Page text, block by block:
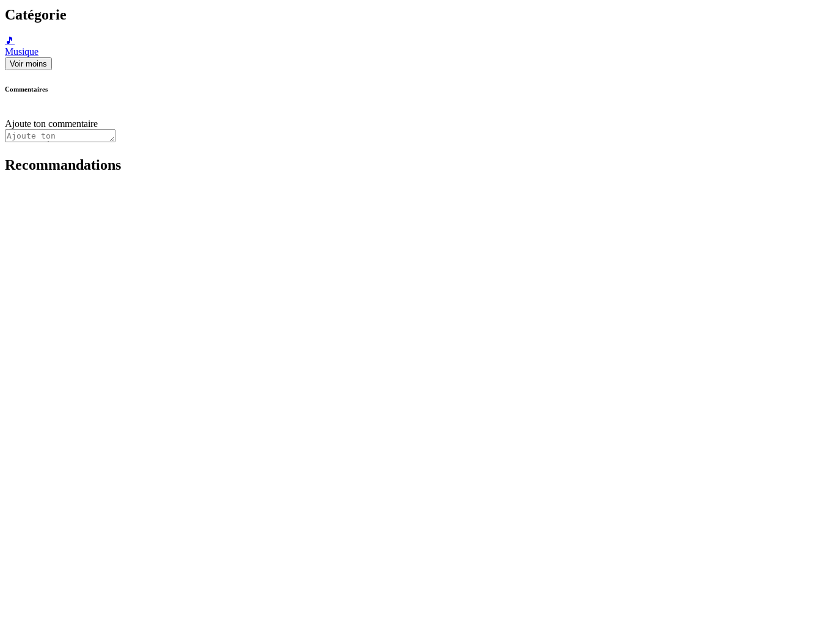
Catégorie
🎵
Musique
Voir moins
Commentaires
Ajoute ton commentaire
Recommandations